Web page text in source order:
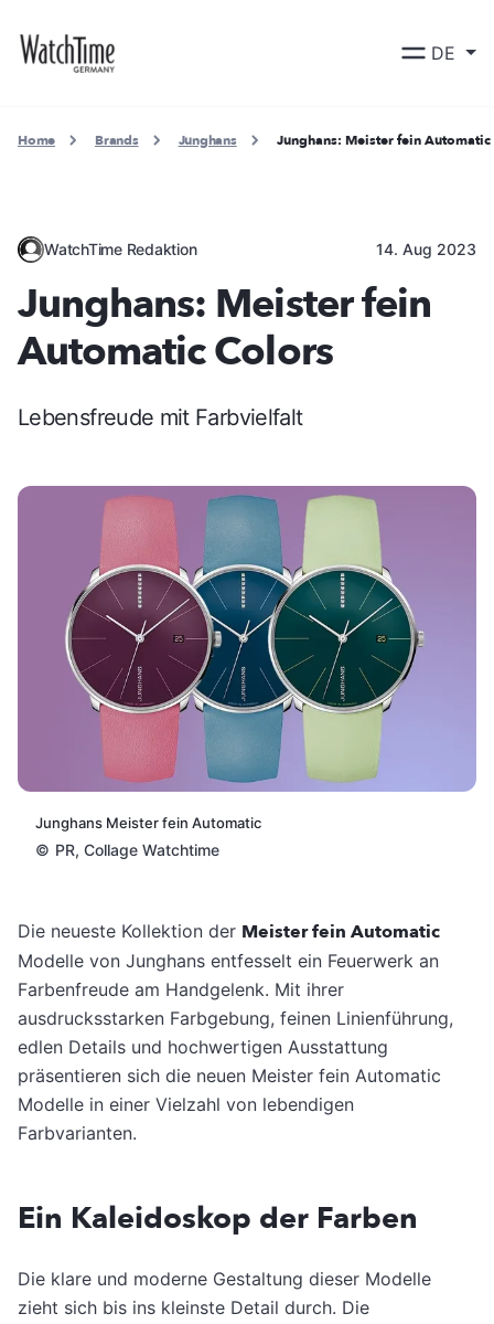
DE
Home Brands Junghans Junghans: Meister fein
WatchTime Redaktion 14. Aug 2023
Junghans: Meister fein
Automatic Colors
Lebensfreude mit Farbvielfalt
Junghans Meister fein Automatic
© PR, Collage Watchtime
Die neueste Kollektion der Meister fein Automatic
Modelle von Junghans entfesselt ein Feuerwerk an
Farbenfreude am Handgelenk. Mit ihrer
ausdrucksstarken Farbgebung, feinen Linienführung,
edlen Details und hochwertigen Ausstattung
präsentieren sich die neuen Meister fein Automatic
Modelle in einer Vielzahl von lebendigen
Farbvarianten.
Ein Kaleidoskop der Farben
Die klare und moderne Gestaltung dieser Modelle
zieht sich bis ins kleinste Detail durch. Die